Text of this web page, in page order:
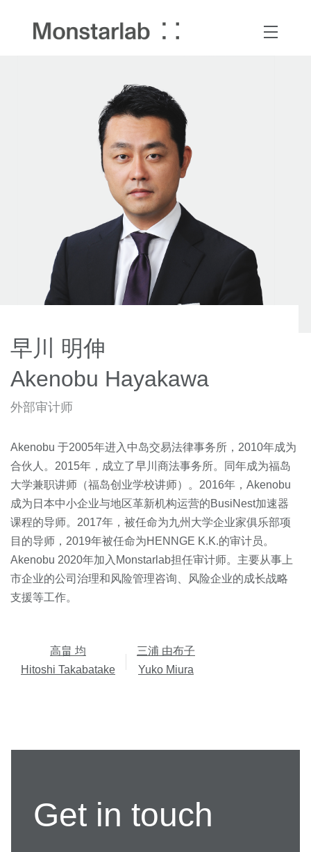
早川 明伸
Akenobu Hayakawa
外部审计师
Akenobu 于2005年进入中岛交易法律事务所，2010年成为
合伙人。2015年，成立了早川商法事务所。同年成为福岛
大学兼职讲师（福岛创业学校讲师）。2016年，Akenobu
成为日本中小企业与地区革新机构运营的BusiNest加速器
课程的导师。2017年，被任命为九州大学企业家俱乐部项
目的导师，2019年被任命为HENNGE K.K.的审计员。
Akenobu 2020年加入Monstarlab担任审计师。主要从事上
市企业的公司治理和风险管理咨询、风险企业的成长战略
支援等工作。
高畠 均
Hitoshi Takabatake
三浦 由布子
Yuko Miura
Get in touch